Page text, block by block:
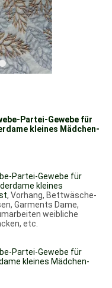
Partei-Gewebe für
kleines Mädchen-
Partei-Gewebe für
kleines
, Vorhang, Bettwäsche-
Garments Dame,
weibliche
etc.
Partei-Gewebe für
kleines Mädchen-